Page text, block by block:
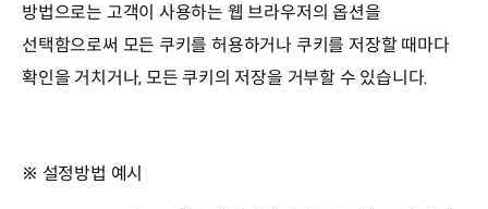
방법으로는 고객이 사용하는 웹 브라우저의 옵션을
선택함으로써 모든 쿠키를 허용하거나 쿠키를 저장할 때마다
확인을 거치거나, 모든 쿠키의 저장을 거부할 수 있습니다.
※ 설정방법 예시